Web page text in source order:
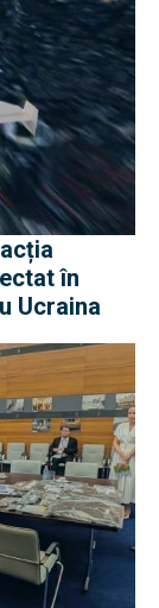
în
Ucraina